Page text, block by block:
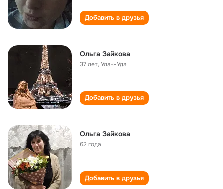
Добавить в друзья
Ольга Зайкова
37 лет,Улан-Удэ
Добавить в друзья
Ольга Зайкова
62 года
Добавить в друзья